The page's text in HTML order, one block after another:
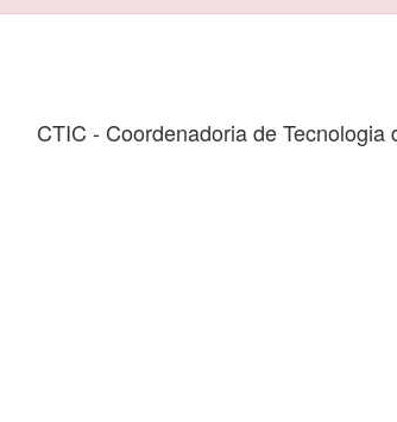
CTIC - Coordenadoria de